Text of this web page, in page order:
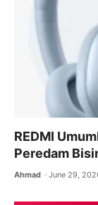
REDMI
Peredam
Ahmad June 29,